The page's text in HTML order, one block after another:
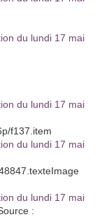
f137.item
: